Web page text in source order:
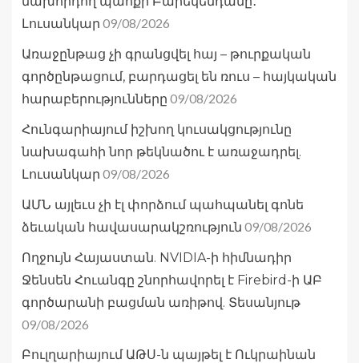
Լուսանկար 09/08/2026
Առաջընթաց չի գրանցվել հայ – թուրքական
գործընթացում, բարդացել են ռուս – հայկական
հարաբերությունները 09/08/2026
Հունգարիայում իշխող կուսակցությունը
նախագահի նոր թեկնածու է առաջադրել.
Լուսանկար 09/08/2026
ԱՄՆ այլեւս չի էլ փորձում պահպանել գոնե
ձեւական հավասարակշռություն 09/08/2026
Ողջույն Հայաստան. NVIDIA-ի հիմնադիր
Ջենսեն Հուանգը շնորհավորել է Firebird-ի ԱԲ
գործարանի բացման առիթով. Տեսանյութ
09/08/2026
Բուլղարիայում ԱԹՍ-ն պայթել է Ուկրաինան